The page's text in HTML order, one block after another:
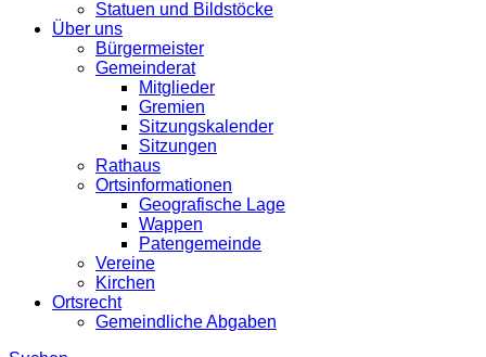
Statuen und Bildstöcke
Über uns
Bürgermeister
Gemeinderat
Mitglieder
Gremien
Sitzungskalender
Sitzungen
Rathaus
Ortsinformationen
Geografische Lage
Wappen
Patengemeinde
Vereine
Kirchen
Ortsrecht
Gemeindliche Abgaben